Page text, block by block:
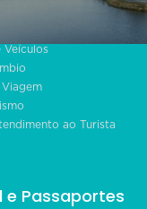
Veículos
ao Turista
e Passaportes